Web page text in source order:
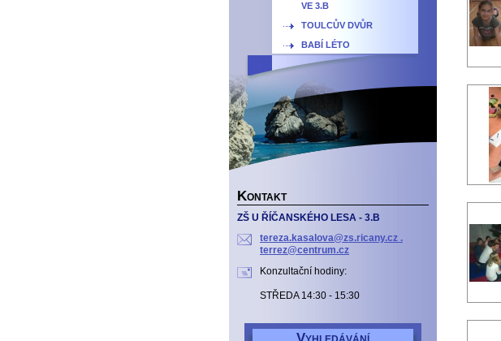
VE 3.B
TOULCŮV DVŮR
BABÍ LÉTO
KONTAKT
ZŠ U ŘÍČANSKÉHO LESA - 3.B
tereza.kasalova@zs.ricany.cz .
terrez@centrum.cz
Konzultační hodiny:
STŘEDA 14:30 - 15:30